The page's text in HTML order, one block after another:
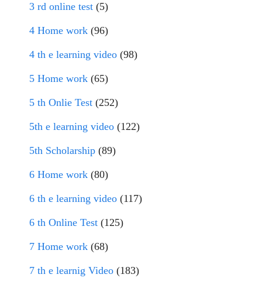
3 rd online test (5)
4 Home work (96)
4 th e learning video (98)
5 Home work (65)
5 th Onlie Test (252)
5th e learning video (122)
5th Scholarship (89)
6 Home work (80)
6 th e learning video (117)
6 th Online Test (125)
7 Home work (68)
7 th e learnig Video (183)